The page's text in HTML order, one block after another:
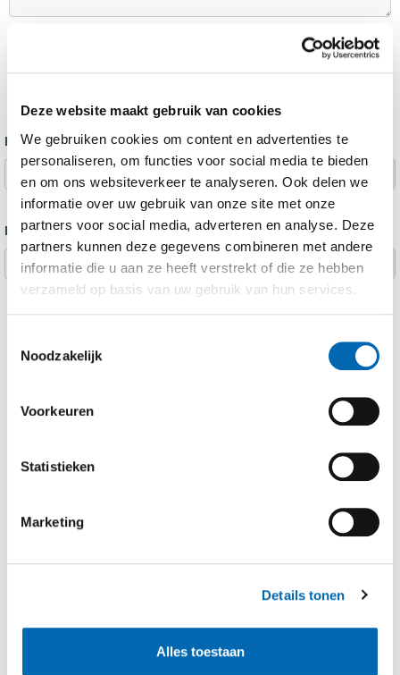
Deze website maakt gebruik van cookies
We gebruiken cookies om content en advertenties te
personaliseren, om functies voor social media te bieden
en om ons websiteverkeer te analyseren. Ook delen we
informatie over uw gebruik van onze site met onze
partners voor social media, adverteren en analyse. Deze
partners kunnen deze gegevens combineren met andere
informatie die u aan ze heeft verstrekt of die ze hebben
verzameld op basis van uw gebruik van hun services.
Noodzakelijk
Voorkeuren
Statistieken
Marketing
Details tonen
Alles toestaan
Bijlage
Selecteer bestand
Bijlage 2
Selecteer bestand
VERZENDEN